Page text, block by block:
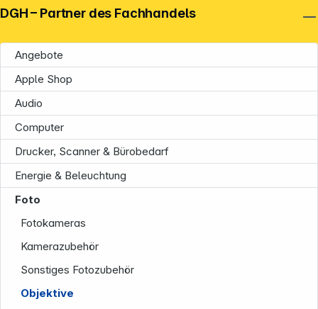
Angebote
Apple Shop
Audio
Computer
Drucker, Scanner & Bürobedarf
Energie & Beleuchtung
Foto
Fotokameras
Kamerazubehör
Sonstiges Fotozubehör
Objektive
DGH – Partner des Fachhandels